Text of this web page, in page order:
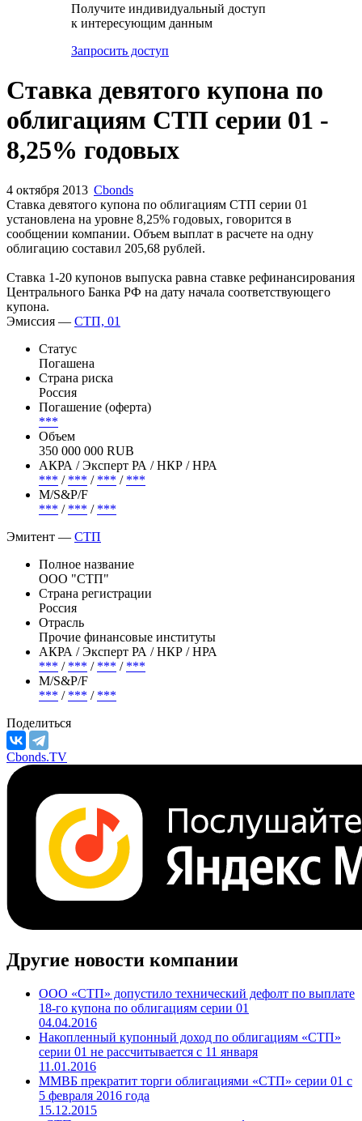
Получите индивидуальный доступ
к интересующим данным
Запросить доступ
Ставка девятого купона по
облигациям СТП серии 01 -
8,25% годовых
4 октября 2013 Cbonds
Ставка девятого купона по облигациям СТП серии 01
установлена на уровне 8,25% годовых, говорится в
сообщении компании. Объем выплат в расчете на одну
облигацию составил 205,68 рублей.
Ставка 1-20 купонов выпуска равна ставке рефинансирования
Центрального Банка РФ на дату начала соответствующего
купона.
Эмиссия — СТП, 01
Статус
Погашена
Страна риска
Россия
Погашение (оферта)
***
Объем
350 000 000 RUB
АКРА / Эксперт РА / НКР / НРА
*** / *** / *** / ***
М/S&P/F
*** / *** / ***
Эмитент — СТП
Полное название
ООО "СТП"
Страна регистрации
Россия
Отрасль
Прочие финансовые институты
АКРА / Эксперт РА / НКР / НРА
*** / *** / *** / ***
М/S&P/F
*** / *** / ***
Поделиться
Cbonds.TV
Другие новости компании
ООО «СТП» допустило технический дефолт по выплате
18-го купона по облигациям серии 01
04.04.2016
Накопленный купонный доход по облигациям «СТП»
серии 01 не рассчитывается с 11 января
11.01.2016
ММВБ прекратит торги облигациями «СТП» серии 01 с
5 февраля 2016 года
15.12.2015